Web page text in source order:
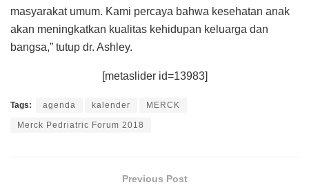
masyarakat umum. Kami percaya bahwa kesehatan anak
akan meningkatkan kualitas kehidupan keluarga dan
bangsa,” tutup dr. Ashley.
[metaslider id=13983]
Tags: agenda kalender MERCK
Merck Pedriatric Forum 2018
Previous Post